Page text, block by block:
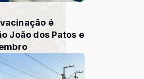
é
João dos Patos e